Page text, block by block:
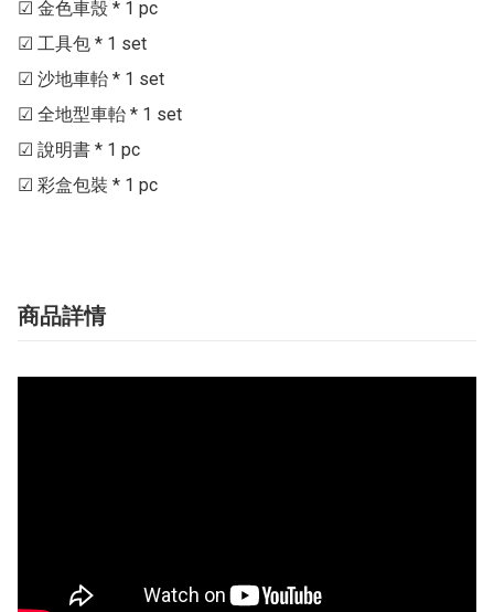
☑ 金色車殼 * 1 pc
☑ 工具包 * 1 set
☑ 沙地車軩 * 1 set
☑ 全地型車軩 * 1 set
☑ 說明書 * 1 pc
☑ 彩盒包裝 * 1 pc
商品詳情